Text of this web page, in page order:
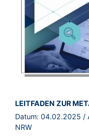
BROSCHÜRE:
LEITFADEN ZUR
Datum: 04.02.2025 /
NRW